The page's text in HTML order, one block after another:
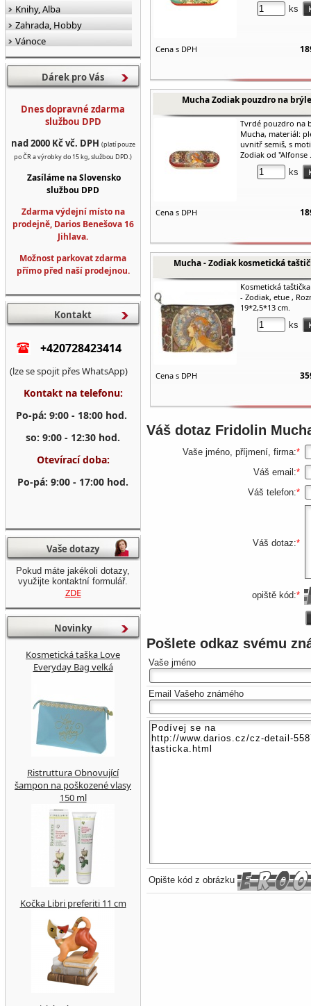
ks
Cena s DPH
Mucha Zodiak pouzdro na brýle
Tvrdé pouzdro na
Mucha, materiál:
uvnitř semiš, s
Zodiak od "Alfonse
ks
Cena s DPH
Mucha - Zodiak kosmetická
Kosmetická
- Zodiak, etue ,
19*2,5*13 cm.
ks
Cena s DPH
Váš dotaz Fridolin
Vaše jméno, příjmení, firma:*
Váš email:*
Váš telefon:*
Váš dotaz:*
opiště kód:*
Pošlete odkaz svému
Vaše jméno
Email Vašeho známého
Opište kód z obrázku
Knihy, Alba
Zahrada, Hobby
Vánoce
Dárek pro Vás
Dnes dopravné zdarma
službou DPD
nad 2000 Kč vč. DPH (platí pouze
po ČR a výrobky do 15 kg, službou DPD.)
Zasíláme na Slovensko
službou DPD
Zdarma výdejní místo na
prodejně, Darios Benešova 16
Jihlava.
Možnost parkovat zdarma
přímo před naší prodejnou.
Kontakt
+420728423414
(lze se spojit přes WhatsApp)
Kontakt na telefonu:
Po-pá: 9:00 - 18:00 hod.
so: 9:00 - 12:30 hod.
Otevírací doba:
Po-pá: 9:00 - 17:00 hod.
Vaše dotazy
Pokud máte jakékoli dotazy,
využijte kontaktní formulář.
ZDE
Novinky
Kosmetická taška Love
Everyday Bag velká
Ristruttura Obnovující
šampon na poškozené vlasy
150 ml
Kočka Libri preferiti 11 cm